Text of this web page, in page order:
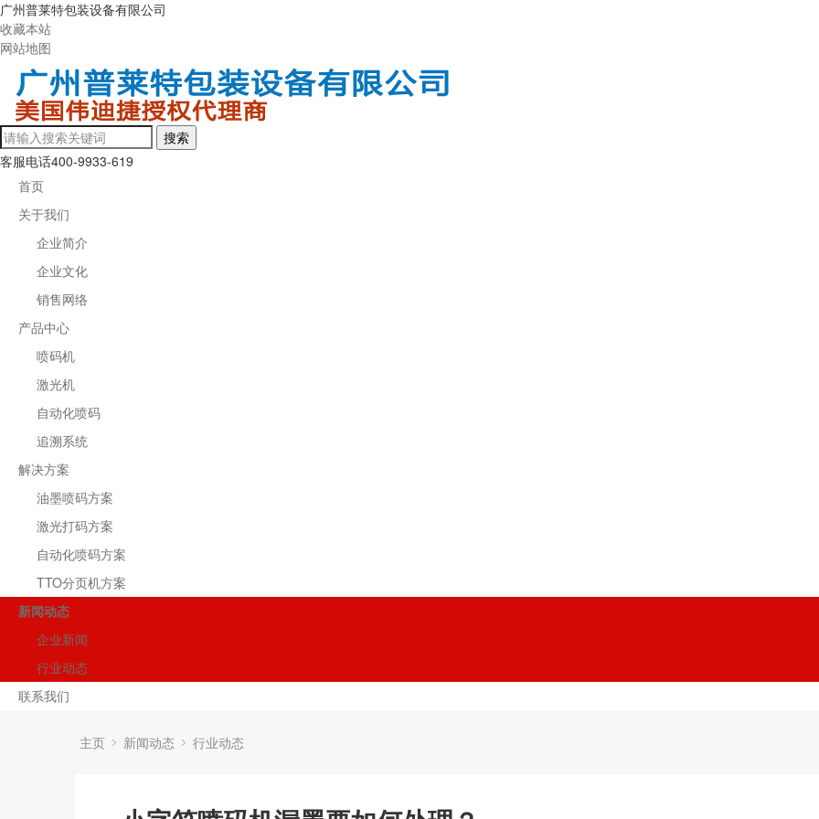
广州普莱特包装设备有限公司
收藏本站
网站地图
客服电话400-9933-619
首页
关于我们
企业简介
企业文化
销售网络
产品中心
喷码机
激光机
自动化喷码
追溯系统
解决方案
油墨喷码方案
激光打码方案
自动化喷码方案
TTO分页机方案
新闻动态
企业新闻
行业动态
联系我们
主页 新闻动态 行业动态